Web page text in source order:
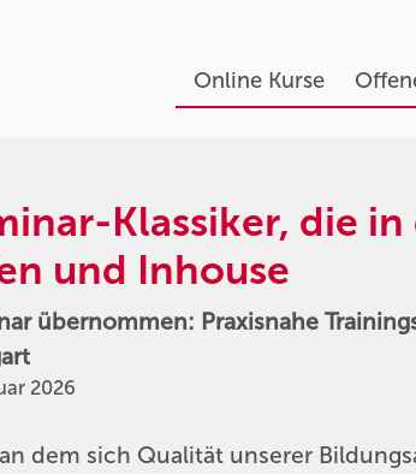
Online Kurse
Klassiker, die in
und Inhouse
übernommen: Praxisnahe
2026
dem sich Qualität unserer